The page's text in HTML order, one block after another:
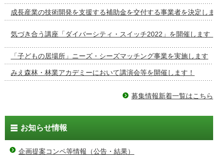
成長産業の技術開発を支援する補助金を交付する事業者を決定しま
気づき合う講座「ダイバーシティ・スイッチ2022」を開催します！
「子どもの居場所」ニーズ・シーズマッチング事業を実施します
みえ森林・林業アカデミーにおいて講演会等を開催します！
募集情報新着一覧はこちら
お知らせ情報
企画提案コンペ等情報（公告・結果）